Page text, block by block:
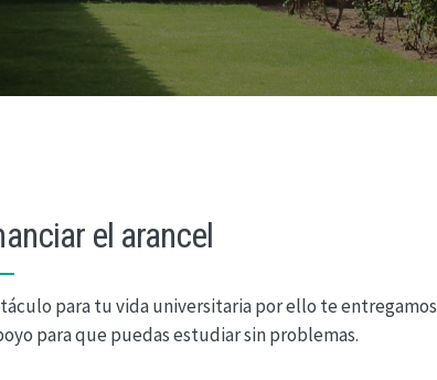
el arancel
para tu vida universitaria por ello te entregamos
para que puedas estudiar sin problemas.